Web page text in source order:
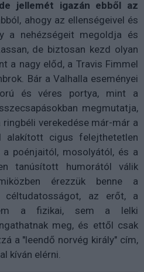
jellemét igazán ebből az
ahogy az ellenségeivel és
a nehézségeit megoldja és
de biztosan kezd olyan
a nagy előd, a Travis Fimmel
Bár a Valhalla eseményei
és véres portya, mint a
megmutatja,
verekedése már-már a
cigus felejthetetlen
poénjaitól, mosolyától, és a
tanúsított humorától válik
érezzük benne a
céltudatosságot, az erőt, a
a fizikai, sem a lelki
meg, és ettől csak
a "leendő norvég király" cím,
kíván elérni.